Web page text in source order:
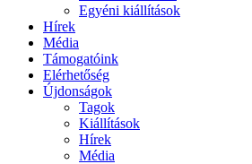
Egyéni kiállítások
Hírek
Média
Támogatóink
Elérhetőség
Újdonságok
Tagok
Kiállítások
Hírek
Média